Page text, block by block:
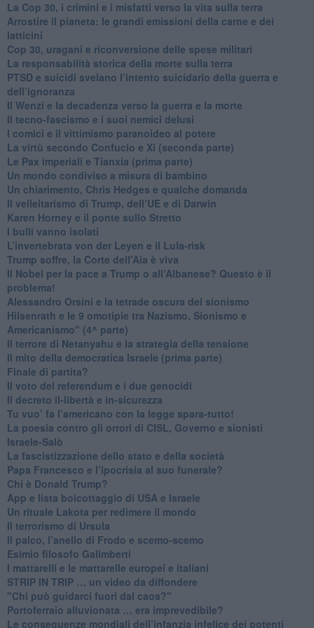
La Cop 30, i crimini e i misfatti verso la vita sulla terra
Arrostire il pianeta: le grandi emissioni della carne e dei
latticini
​Cop 30, uragani e riconversione delle spese militari
La responsabilità storica della morte sulla terra
PTSD e suicidi svelano l’intento suicidario della guerra e
dell’ignoranza
Il Wenzi e la decadenza verso la guerra e la morte
​Il tecno-fascismo e i suoi nemici delusi
​I comici e il vittimismo paranoideo al potere
​La virtù secondo Confucio e Xi (seconda parte)
Le Pax imperiali e Tianxia (prima parte)
Un mondo condiviso a misura di bambino
​Un chiarimento, Chris Hedges e qualche domanda
Il velleitarismo di Trump, dell’UE e di Darwin
​Karen Horney e il ponte sullo Stretto
​I bulli vanno isolati
L’invertebrata von der Leyen e il Lula-risk
Trump soffre, la Corte dell'Aia è viva
​Il Nobel per la pace a Trump o all’Albanese? Questo è il
problema!
​Alessandro Orsini e la tetrade oscura del sionismo
​Hilsenrath e le 9 omotipie tra Nazismo, Sionismo e
Americanismo" (4^ parte)
​Il terrore di Netanyahu e la strategia della tensione
Il mito della democratica Israele (prima parte)
​Finale di partita?
​Il voto del referendum e i due genocidi
Il decreto il-libertà e in-sicurezza
Tu vuo’ fa l’americano con la legge spara-tutto!
La poesia contro gli orrori di CISL, Governo e sionisti
Israele-Salò
​La fascistizzazione dello stato e della società
Papa Francesco e l’ipocrisia al suo funerale?
​Chi è Donald Trump?
App e lista boicottaggio di USA e Israele
​Un rituale Lakota per redimere il mondo
Il terrorismo di Ursula
​Il palco, l’anello di Frodo e scemo-scemo
Esimio filosofo Galimberti
​I mattarelli e le mattarelle europei e italiani
​STRIP IN TRIP … un video da diffondere
"Chi può guidarci fuori dal caos?"
​Portoferraio alluvionata … era imprevedibile?
Le conseguenze mondiali dell’infanzia infelice dei potenti